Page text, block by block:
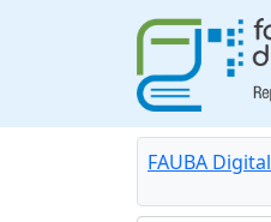
FAUBA Digital